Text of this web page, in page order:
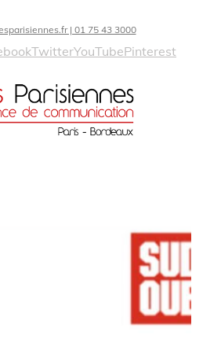
| 01 75 43 3000
TwitterYouTubePinterest